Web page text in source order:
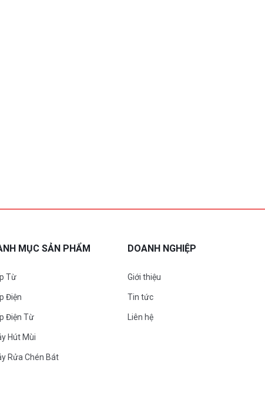
MỤC SẢN PHẨM
Từ
Điện
Điện Từ
Hút Mùi
Rửa Chén Bát
DOANH NGHIỆP
Giới thiệu
Tin tức
Liên hệ